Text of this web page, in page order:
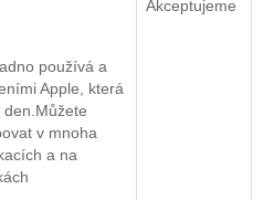
používá a
Apple, která
v mnoha
a na
Akceptujeme